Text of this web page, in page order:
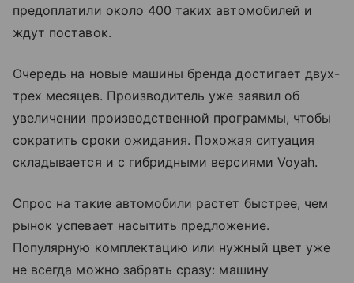
предоплатили около 400 таких автомобилей и
ждут поставок.
Очередь на новые машины бренда достигает двух-
трех месяцев. Производитель уже заявил об
увеличении производственной программы, чтобы
сократить сроки ожидания. Похожая ситуация
складывается и с гибридными версиями Voyah.
Спрос на такие автомобили растет быстрее, чем
рынок успевает насытить предложение.
Популярную комплектацию или нужный цвет уже
не всегда можно забрать сразу: машину